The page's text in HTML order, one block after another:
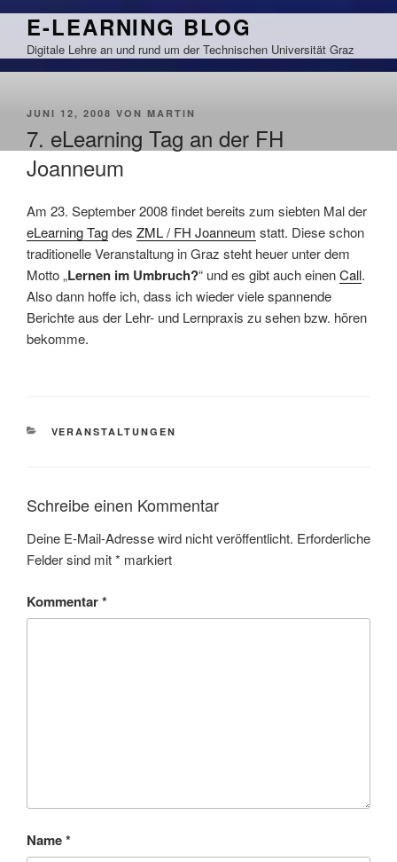
Zum
springen
E-LEARNING BLOG
Digitale Lehre an und rund um der Technischen Universität Graz
VERÖFFENTLICHT
JUNI 12, 2008 VON MARTIN
7. eLearning Tag an der FH
Joanneum
Am 23. September 2008 findet bereits zum siebten Mal der
eLearning Tagdes ZML / FH Joanneum statt. Diese schon
traditionelle Veranstaltung inGraz steht heuer unter dem
Motto „Lernen im Umbruch?“ und es gibt auch einenCall.
Also dann hoffe ich, dass ich wieder viele spannende
Berichte aus der Lehr- und Lernpraxis zu sehen bzw. hören
bekomme.
KATEGORIEN
VERANSTALTUNGEN
Schreibe einen Kommentar
Deine E-Mail-Adresse wird nicht veröffentlicht. Erforderliche
Felder sind mit* markiert
Kommentar*
Name*